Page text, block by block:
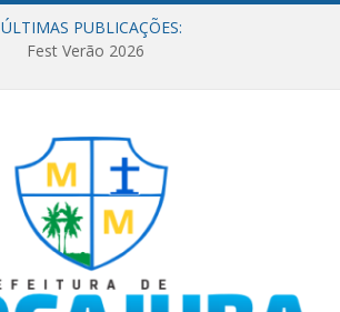
ÚLTIMAS PUBLICAÇÕES:
Fest Verão 2026